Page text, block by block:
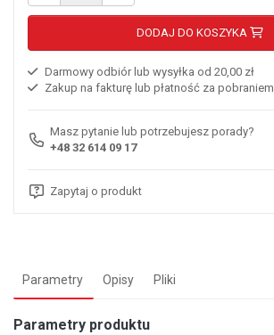
DODAJ DO KOSZYKA
Darmowy odbiór lub wysyłka od 20,00 zł
Zakup na fakturę lub płatność za pobraniem
Masz pytanie lub potrzebujesz porady?
+48 32 614 09 17
Zapytaj o produkt
Parametry Opisy Pliki
Parametry produktu